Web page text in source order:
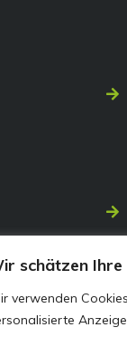
schätzen
verwenden